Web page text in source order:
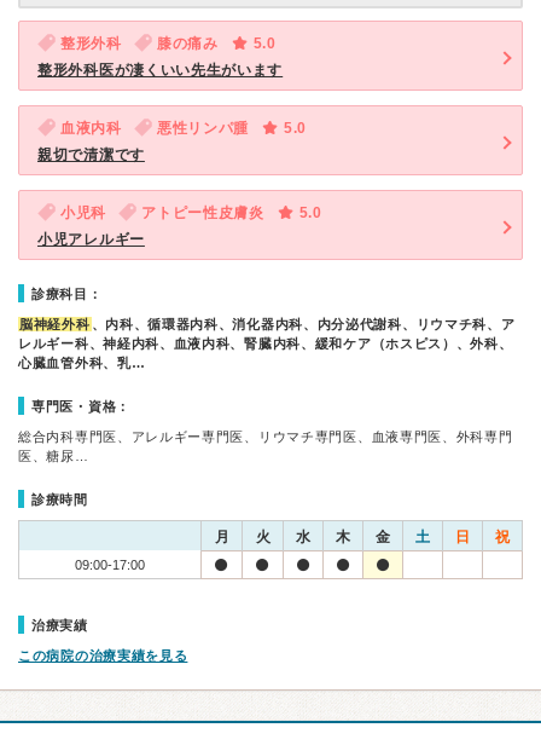
整形外科 膝の痛み
5.0
整形外科医が凄くいい先生がいます
血液内科 悪性リンパ腫
5.0
親切で清潔です
小児科 アトピー性皮膚炎
5.0
小児アレルギー
診療科目：
脳神経外科 、内科、循環器内科、消化器内科、内分泌代謝科、リウマチ科、ア
レルギー科、神経内科、血液内科、腎臓内科、緩和ケア（ホスピス）、外科、
心臓血管外科、乳…
専門医・資格：
総合内科専門医、アレルギー専門医、リウマチ専門医、血液専門医、外科専門
医、糖尿…
診療時間
月 火 水 木 金 土 日 祝
09:00-17:00
治療実績
この病院の治療実績を見る